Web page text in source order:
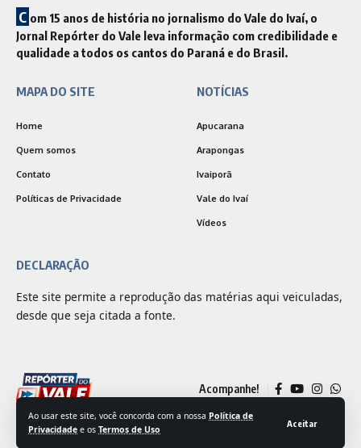
Ao usar este site, você concorda com a nossa Política de
Privacidade e os Termos de Uso
Aceitar
C om 15 anos de história no jornalismo do Vale do Ivaí, o
Jornal Repórter do Vale leva informação com credibilidade e
qualidade a todos os cantos do Paraná e do Brasil.
MAPA DO SITE
Home
Quem somos
Contato
Políticas de Privacidade
NOTÍCIAS
Apucarana
Arapongas
Ivaiporã
Vale do Ivaí
Vídeos
DECLARAÇÃO
Este site permite a reprodução das matérias aqui veiculadas,
desde que seja citada a fonte.
Acompanhe!
© 2025 Jornal Repórter do Vale | Desenvolvido por